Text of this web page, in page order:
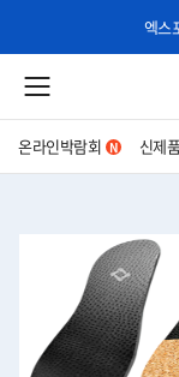
엑스
온라인박람회 신제